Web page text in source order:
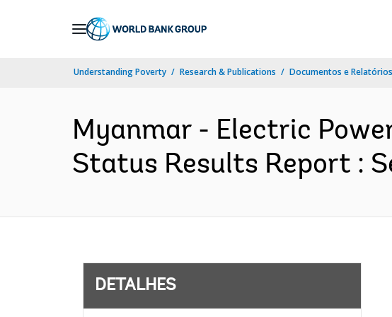
Understanding Poverty Research & Publications Documentos e Relatórios
Myanmar - Electric
Status Results Report :
DETALHES